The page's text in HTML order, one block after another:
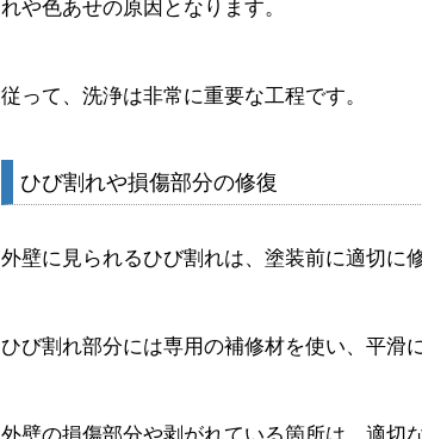
れや色あせの原因となります。
従って、洗浄は非常に重要な工程です。
ひび割れや損傷部分の修復
外壁に見られるひび割れは、塗装前に適切に
ひび割れ部分には専用の補修材を使い、平滑